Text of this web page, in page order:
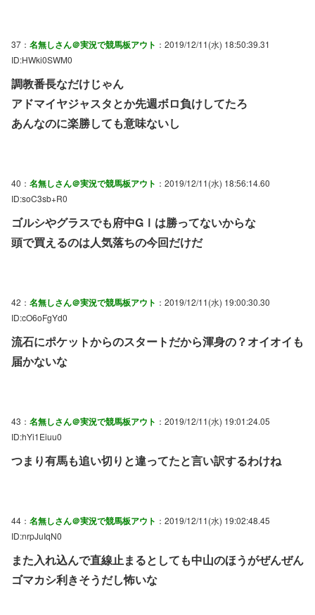
37： 名無しさん＠実況で競馬板アウト ：2019/12/11(水) 18:50:39.31
ID:HWki0SWM0
調教番長なだけじゃん
アドマイヤジャスタとか先週ボロ負けしてたろ
あんなのに楽勝しても意味ないし
40： 名無しさん＠実況で競馬板アウト ：2019/12/11(水) 18:56:14.60
ID:soC3sb+R0
ゴルシやグラスでも府中GⅠは勝ってないからな
頭で買えるのは人気落ちの今回だけだ
42： 名無しさん＠実況で競馬板アウト ：2019/12/11(水) 19:00:30.30
ID:cO6oFgYd0
流石にポケットからのスタートだから渾身の？オイオイも
届かないな
43： 名無しさん＠実況で競馬板アウト ：2019/12/11(水) 19:01:24.05
ID:hYi1Eiuu0
つまり有馬も追い切りと違ってたと言い訳するわけね
44： 名無しさん＠実況で競馬板アウト ：2019/12/11(水) 19:02:48.45
ID:nrpJuIqN0
また入れ込んで直線止まるとしても中山のほうがぜんぜん
ゴマカシ利きそうだし怖いな